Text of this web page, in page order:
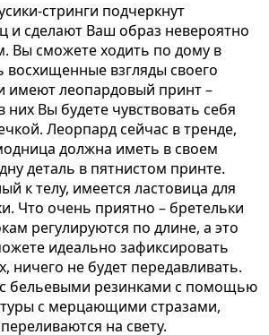
стринги подчеркнут
и сделают Ваш образ невероятно
Вы сможете ходить по дому в
восхищенные взгляды своего
имеют леопардовый принт –
Вы будете чувствовать себя
Леорпард сейчас в тренде,
должна иметь в своем
деталь в пятнистом принте.
к телу, имеется ластовица для
Что очень приятно – бретельки
регулируются по длине, а это
идеально зафиксировать
ничего не будет передавливать.
бельевыми резинками с помощью
с мерцающими стразами,
на свету.